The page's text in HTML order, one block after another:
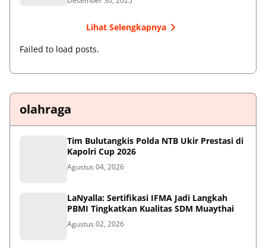
Lihat Selengkapnya
Failed to load posts.
olahraga
Tim Bulutangkis Polda NTB Ukir Prestasi di
Kapolri Cup 2026
Agustus 04, 2026
LaNyalla: Sertifikasi IFMA Jadi Langkah
PBMI Tingkatkan Kualitas SDM Muaythai
Agustus 02, 2026